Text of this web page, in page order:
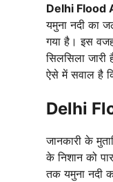
Delhi Flood
यमुना नदी का
गया है। इस
सिलसिला
ऐसे में सवाल है
Delhi
जानकारी के
के निशान को
तक यमुना नदी